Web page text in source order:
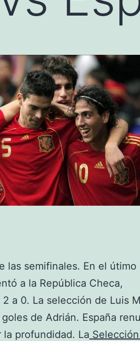
las semifinales. En el
a la República Checa,
a 0. La selección de Luis
de Adrián. España
profundidad. La